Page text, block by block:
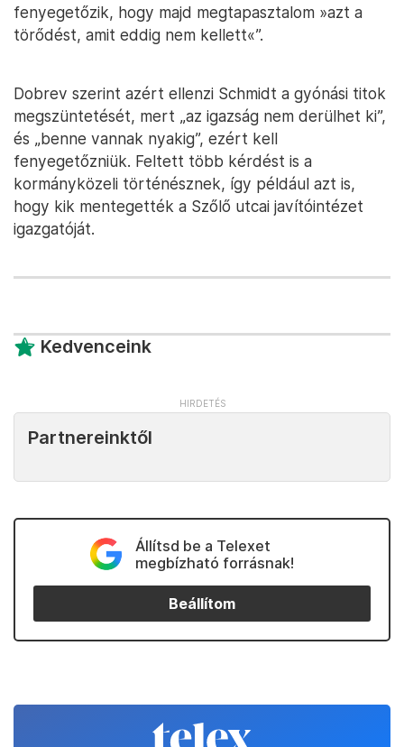
fenyegetőzik, hogy majd megtapasztalom »azt a
törődést, amit eddig nem kellett«”.
Dobrev szerint azért ellenzi Schmidt a gyónási titok
megszüntetését, mert „az igazság nem derülhet ki”,
és „benne vannak nyakig”, ezért kell
fenyegetőzniük. Feltett több kérdést is a
kormányközeli történésznek, így például azt is,
hogy kik mentegették a Szőlő utcai javítóintézet
igazgatóját.
Kedvenceink
Partnereinktől
Állítsd be a Telexet
megbízható forrásnak!
Beállítom